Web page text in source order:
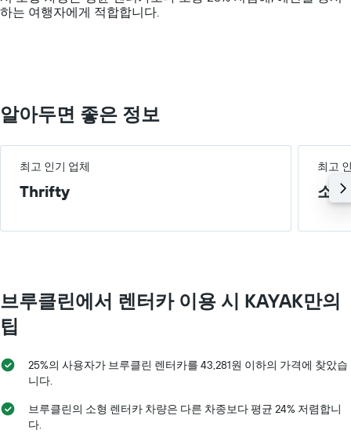
이
있
습
는
해
업
체
가
카
요
표
시
는
axis
200000.
하는 여행자에게 적합합니다.
알아두면 좋은 정보
최고 인기 업체 최고
Thrifty 소형
브루클린​에서 렌터카 이용 시 KAYAK만의
팁
25%의 사용자가 브루클린 렌터카를 43,281원 이하의 가격에 찾았습
니다.
브루클린의 소형 렌터카 차량은 다른 차종보다 평균 24% 저렴합니
다.